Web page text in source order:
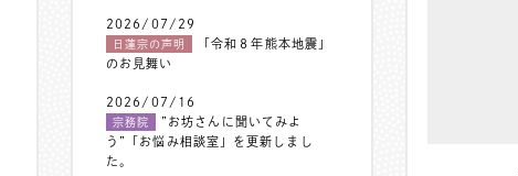
2026/07/29
日蓮宗の声明
「令和８年熊本地震」
のお見舞い
2026/07/16
宗務院
”お坊さんに聞いてみよ
う”「お悩み相談室」を更新しまし
た。